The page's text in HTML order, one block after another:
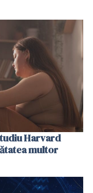
Harvard
multor